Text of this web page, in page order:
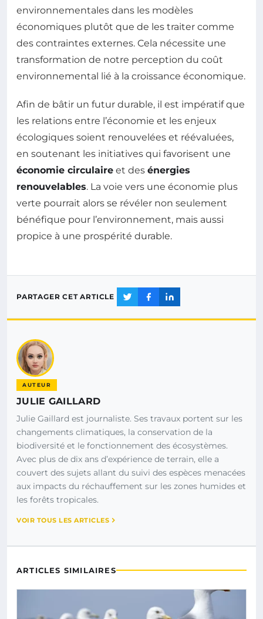
environnementales dans les modèles
économiques plutôt que de les traiter comme
des contraintes externes. Cela nécessite une
transformation de notre perception du coût
environnemental lié à la croissance économique.
Afin de bâtir un futur durable, il est impératif que
les relations entre l’économie et les enjeux
écologiques soient renouvelées et réévaluées,
en soutenant les initiatives qui favorisent une
économie circulaire et des énergies
renouvelables. La voie vers une économie plus
verte pourrait alors se révéler non seulement
bénéfique pour l’environnement, mais aussi
propice à une prospérité durable.
PARTAGER CET ARTICLE
AUTEUR
JULIE GAILLARD
Julie Gaillard est journaliste. Ses travaux portent sur les
changements climatiques, la conservation de la
biodiversité et le fonctionnement des écosystèmes.
Avec plus de dix ans d’expérience de terrain, elle a
couvert des sujets allant du suivi des espèces menacées
aux impacts du réchauffement sur les zones humides et
les forêts tropicales.
VOIR TOUS LES ARTICLES
ARTICLES SIMILAIRES